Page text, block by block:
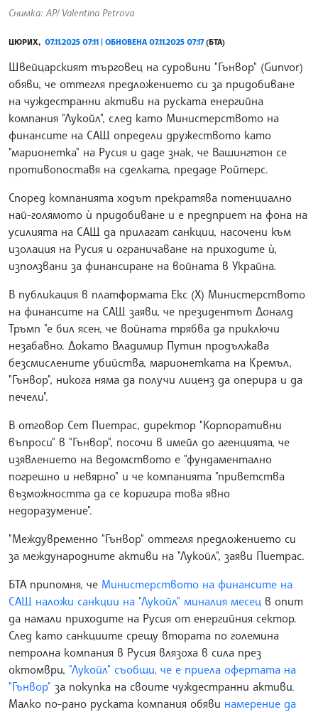
Снимка: AP/ Valentina Petrova
ЦЮРИХ, 07.11.2025 07:11 | ОБНОВЕНА 07.11.2025 07:17(БТА)
Швейцарският търговец на суровини "Гънвор" (Gunvor)
обяви, че оттегля предложението си за придобиване
на чуждестранни активи на руската енергийна
компания "Лукойл", след като Министерството на
финансите на САЩ определи дружеството като
"марионетка" на Русия и даде знак, че Вашингтон се
противопоставя на сделката, предаде Ройтерс.
Според компанията ходът прекратява потенциално
най-голямото ѝ придобиване и е предприет на фона на
усилията на САЩ да прилагат санкции, насочени към
изолация на Русия и ограничаване на приходите ѝ,
използвани за финансиране на войната в Украйна.
В публикация в платформата Екс (X) Министерството
на финансите на САЩ заяви, че президентът Доналд
Тръмп "е бил ясен, че войната трябва да приключи
незабавно. Докато Владимир Путин продължава
безсмислените убийства, марионетката на Кремъл,
"Гънвор", никога няма да получи лиценз да оперира и да
печели".
В отговор Сет Пиетрас, директор "Корпоративни
въпроси" в "Гънвор", посочи в имейл до агенцията, че
изявлението на ведомството е "фундаментално
погрешно и невярно" и че компанията "приветства
възможността да се коригира това явно
недоразумение".
"Междувременно "Гънвор" оттегля предложението си
за международните активи на "Лукойл", заяви Пиетрас.
БТА припомня, че Министерството на финансите на
САЩ наложи санкции на "Лукойл" миналия месец в опит
да намали приходите на Русия от енергийния сектор.
След като санкциите срещу втората по големина
петролна компания в Русия влязоха в сила през
октомври, "Лукойл" съобщи, че е приела офертата на
"Гънвор" за покупка на своите чуждестранни активи.
Малко по-рано руската компания обяви намерение да